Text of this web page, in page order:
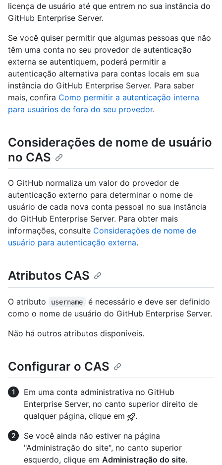
licença de usuário até que entrem no sua instância do
GitHub Enterprise Server.
Se você quiser permitir que algumas pessoas que não
têm uma conta no seu provedor de autenticação
externa se autentiquem, poderá permitir a
autenticação alternativa para contas locais em sua
instância do GitHub Enterprise Server. Para saber
mais, confira Como permitir a autenticação interna
para usuários de fora do seu provedor.
Considerações de nome de usuário
no CAS
O GitHub normaliza um valor do provedor de
autenticação externo para determinar o nome de
usuário de cada nova conta pessoal no sua instância
do GitHub Enterprise Server. Para obter mais
informações, consulte Considerações de nome de
usuário para autenticação externa.
Atributos CAS
O atributo username
é necessário e deve ser definido
como o nome de usuário do GitHub Enterprise Server.
Não há outros atributos disponíveis.
Configurar o CAS
Em uma conta administrativa no GitHub
Enterprise Server, no canto superior direito de
qualquer página, clique em
.
Se você ainda não estiver na página
"Administração do site", no canto superior
esquerdo, clique em Administração do site.